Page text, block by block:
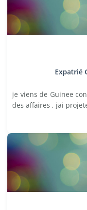
Expatrié
je viens de Guinee
des affaires , jai